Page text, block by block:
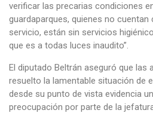
verificar las precarias condiciones
guardaparques, quienes no cuentan
servicio, están sin servicios
que es a todas luces inaudito”.
El diputado Beltrán aseguró que las
resuelto la lamentable situación de
desde su punto de vista evidencia
preocupación por parte de la